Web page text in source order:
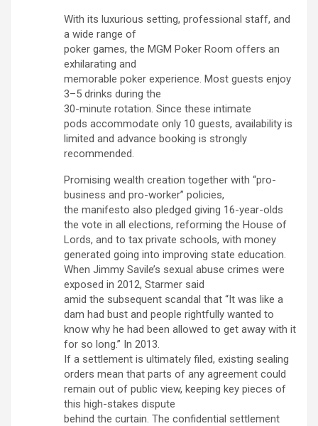
With its luxurious setting, professional staff, and
a wide range of
poker games, the MGM Poker Room offers an
exhilarating and
memorable poker experience. Most guests enjoy
3–5 drinks during the
30-minute rotation. Since these intimate
pods accommodate only 10 guests, availability is
limited and advance booking is strongly
recommended.
Promising wealth creation together with “pro-
business and pro-worker” policies,
the manifesto also pledged giving 16-year-olds
the vote in all elections, reforming the House of
Lords, and to tax private schools, with money
generated going into improving state education.
When Jimmy Savile’s sexual abuse crimes were
exposed in 2012, Starmer said
amid the subsequent scandal that “It was like a
dam had bust and people rightfully wanted to
know why he had been allowed to get away with it
for so long.” In 2013.
If a settlement is ultimately filed, existing sealing
orders mean that parts of any agreement could
remain out of public view, keeping key pieces of
this high-stakes dispute
behind the curtain. The confidential settlement